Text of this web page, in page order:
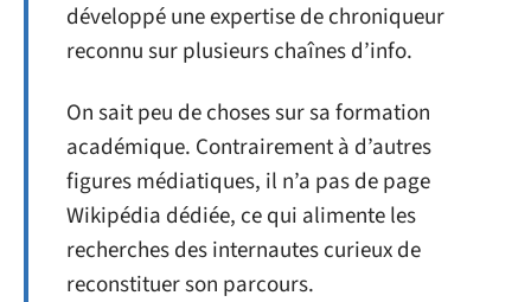
développé une expertise de chroniqueur
reconnu sur plusieurs chaînes d’info.
On sait peu de choses sur sa formation
académique. Contrairement à d’autres
figures médiatiques, il n’a pas de page
Wikipédia dédiée, ce qui alimente les
recherches des internautes curieux de
reconstituer son parcours.